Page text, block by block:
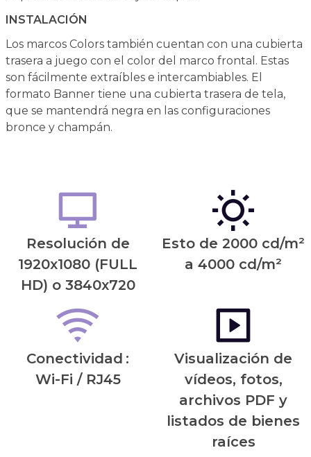
INSTALACIÓN
Los marcos Colors también cuentan con una cubierta
trasera a juego con el color del marco frontal. Estas
son fácilmente extraíbles e intercambiables. El
formato Banner tiene una cubierta trasera de tela,
que se mantendrá negra en las configuraciones
bronce y champán.
Resolución de
1920x1080 (FULL
HD) o 3840x720
Esto de 2000 cd/m²
a 4000 cd/m²
Conectividad :
Wi-Fi / RJ45
Visualización de
vídeos, fotos,
archivos PDF y
listados de bienes
raíces